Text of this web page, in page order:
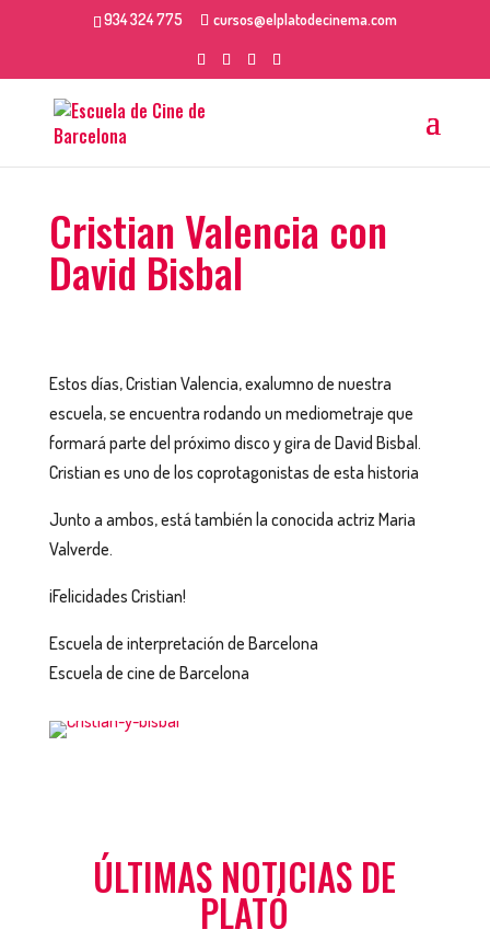
934 324 775 cursos@elplatodecinema.com
Cristian Valencia con
David Bisbal
Estos días, Cristian Valencia, exalumno de nuestra
escuela, se encuentra rodando un mediometraje que
formará parte del próximo disco y gira de David Bisbal.
Cristian es uno de los coprotagonistas de esta historia
Junto a ambos, está también la conocida actriz Maria
Valverde.
¡Felicidades Cristian!
Escuela de interpretación de Barcelona
Escuela de cine de Barcelona
ÚLTIMAS NOTICIAS DE
PLATÓ